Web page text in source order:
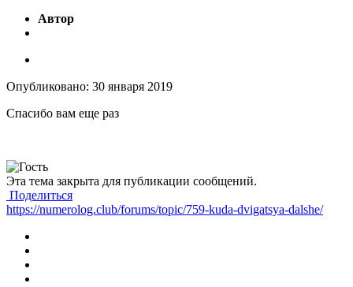
Автор
Опубликовано: 30 января 2019
Спасибо вам еще раз
Эта тема закрыта для публикации сообщений.
Поделиться
https://numerolog.club/forums/topic/759-kuda-dvigatsya-dalshe/